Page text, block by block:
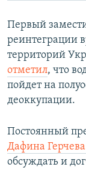
Первый
реинтеграции
территорий
отметил, что
пойдет на
деоккупации.
Постоянный
Дафина Герчева
обсуждать и